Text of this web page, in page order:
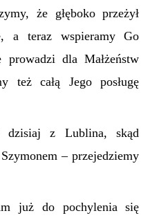
że głęboko przeżył
a teraz wspieramy Go
dla Małżeństw
też całą Jego posługę
dzisiaj z Lublina, skąd
– przejedziemy
już do pochylenia się